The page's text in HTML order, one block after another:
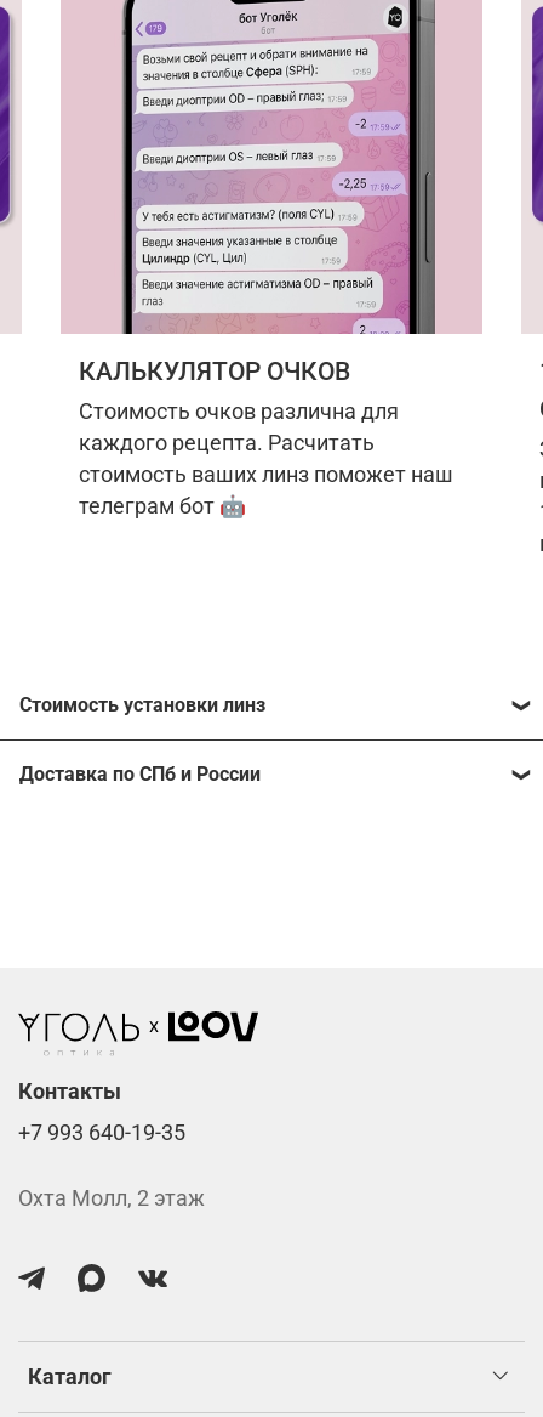
КАЛЬКУЛЯТОР ОЧКОВ
Стоимость очков различна для
каждого рецепта. Расчитать
стоимость ваших линз поможет наш
телеграм бот 🤖
Стоимость установки линз
Расчитать стоимость ваших линз поможет
Стоимость указана за две линзы вместе с
изготовлением.
Доставка по СПб и России
Каталог
Контакты
+7 993 640-19-35
Охта Молл, 2 этаж